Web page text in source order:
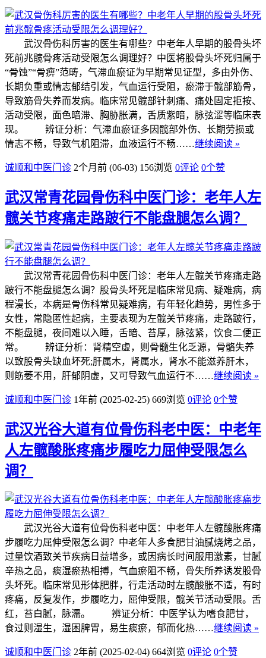
武汉骨伤科厉害的医生有哪些？中老年人早期的股骨头坏
死前兆髋骨疼活动受限怎么调理好？中医将股骨头坏死归属于
“骨蚀”“骨痹”范畴，气滞血瘀证为早期常见证型，多由外伤、
长期负重或情志郁结引发，气血运行受阻，瘀滞于髋部筋骨，
导致筋骨失养而发病。临床常见髋部针刺痛、痛处固定拒按、
活动受限，面色暗滞、胸胁胀满，舌质紫暗，脉弦涩等临床表
现。 辨证分析：气滞血瘀证多因髋部外伤、长期劳损或
情志不畅，导致气机阻滞，血液运行不畅……继续阅读 »
诚顺和中医门诊 2个月前 (06-03) 156浏览 0评论 0个赞
武汉常青花园骨伤科中医门诊：老年人左
髋关节疼痛走路跛行不能盘腿怎么调？
武汉常青花园骨伤科中医门诊：老年人左髋关节疼痛走路
跛行不能盘腿怎么调？股骨头坏死是临床常见病、疑难病，病
程漫长，本病是骨伤科常见疑难病，有年轻化趋势，男性多于
女性，常隐匿性起病，主要表现为左髋关节疼痛，走路跛行，
不能盘腿，夜间难以入睡，舌暗、苔厚，脉弦紧，饮食二便正
常。 辨证分析：肾精空虚，则骨髓生化乏源，骨骼失养
以致股骨头缺血坏死;肝属木，肾属水，肾水不能滋养肝木，
则筋萎不用，肝郁阴虚，又可导致气血运行不……继续阅读 »
诚顺和中医门诊 1年前 (2025-02-25) 669浏览 0评论 0个赞
武汉光谷大道有位骨伤科老中医：中老年
人左髋酸胀疼痛步履吃力屈伸受限怎么
调？
武汉光谷大道有位骨伤科老中医：中老年人左髋酸胀疼痛
步履吃力屈伸受限怎么调？中老年人多食肥甘油腻烧烤之品，
过量饮酒致关节疾病日益增多，或因病长时间服用激素，甘腻
辛热之品，痰湿瘀热相搏，气血瘀阻不畅，骨失所养诱发股骨
头坏死。临床常见形体肥胖，行走活动时左髋酸胀不适，有时
疼痛，反复发作，步履吃力，屈伸受限，髋关节活动受限。舌
红，苔白腻，脉濡。 辨证分析：中医学认为嗜食肥甘，
食过则湿生，湿困脾胃，易生痰瘀，郁而化热……继续阅读 »
诚顺和中医门诊 2年前 (2025-02-04) 664浏览 0评论 0个赞